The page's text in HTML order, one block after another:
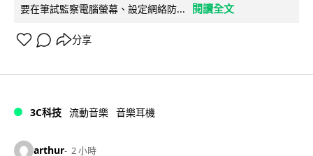
要在筆試監察電腦螢幕、設定網絡防...
閱讀全文
分享
3C科技 流動音樂 音樂耳機
arthur 2 小時